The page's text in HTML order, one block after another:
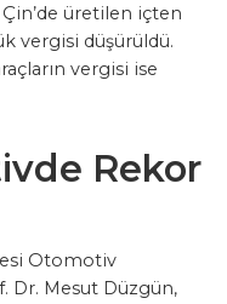
üretilen içten
vergisi düşürüldü.
vergisi ise
Rekor
Otomotiv
Dr. Mesut Düzgün,